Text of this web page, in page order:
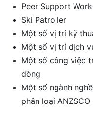
Peer Support
Ski Patroller
Một số vị trí kỹ
Một số vị trí dịch
Một số công việc
đồng
Một số ngành
phân loại ANZSCO